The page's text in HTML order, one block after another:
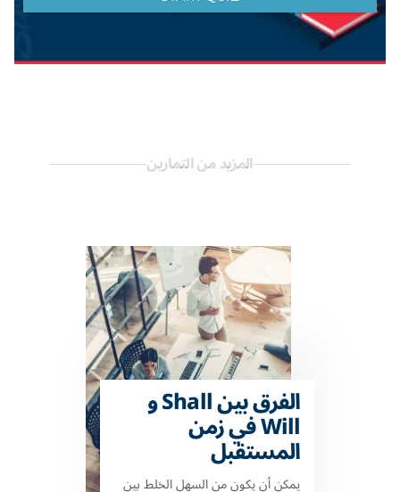
المزيد من التمارين
الفرق بين Shall و
Will في زمن
المستقبل
يمكن أن يكون من السهل الخلط بين